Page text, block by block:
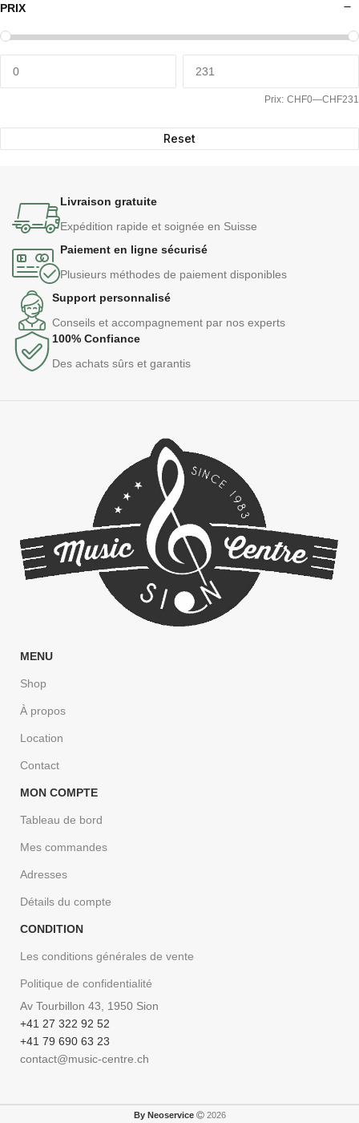
PRIX
Prix: CHF0—CHF231
Reset
Livraison gratuite
Expédition rapide et soignée en Suisse
Paiement en ligne sécurisé
Plusieurs méthodes de paiement disponibles
Support personnalisé
Conseils et accompagnement par nos experts
100% Confiance
Des achats sûrs et garantis
MENU
Shop
À propos
Location
Contact
MON COMPTE
Tableau de bord
Mes commandes
Adresses
Détails du compte
CONDITION
Les conditions générales de vente
Politique de confidentialité
Av Tourbillon 43, 1950 Sion
+41 27 322 92 52
+41 79 690 63 23
contact@music-centre.ch
By Neoservice 2026